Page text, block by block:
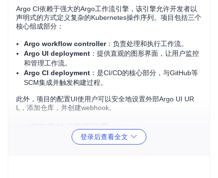
Argo CI依赖于强大的Argo工作流引擎，该引擎允许开发者以
声明式的方式定义复杂的Kubernetes操作序列。项目包括三个
核心组成部分：
Argo workflow controller：负责处理和执行工作流。
Argo UI deployment ：提供直观的图形界面，让用户监控
和管理工作流。
Argo CI deployment ：是CI/CD的核心部分，与GitHub等
SCM集成并触发构建过程。
此外，项目的配置UI使用户可以安全地设置外部Argo UI UR
L，添加仓库，并创建webhook。
3、项目及技术应用场景
登录后查看全文